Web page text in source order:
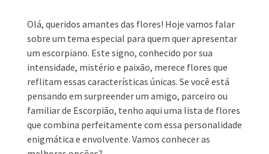
Olá, queridos amantes das flores! Hoje vamos falar
sobre um tema especial para quem quer apresentar
um escorpiano. Este signo, conhecido por sua
intensidade, mistério e paixão, merece flores que
reflitam essas características únicas. Se você está
pensando em surpreender um amigo, parceiro ou
familiar de Escorpião, tenho aqui uma lista de flores
que combina perfeitamente com essa personalidade
enigmática e envolvente. Vamos conhecer as